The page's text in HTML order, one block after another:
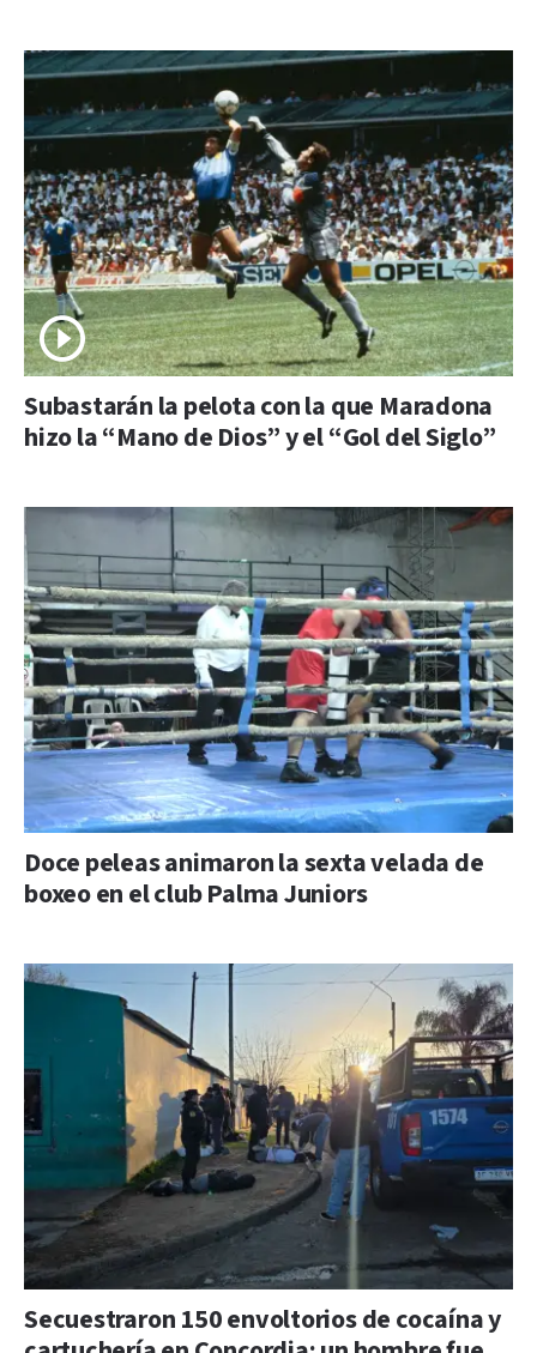
Subastarán la pelota con la que Maradona
hizo la “Mano de Dios” y el “Gol del Siglo”
Doce peleas animaron la sexta velada de
boxeo en el club Palma Juniors
Secuestraron 150 envoltorios de cocaína y